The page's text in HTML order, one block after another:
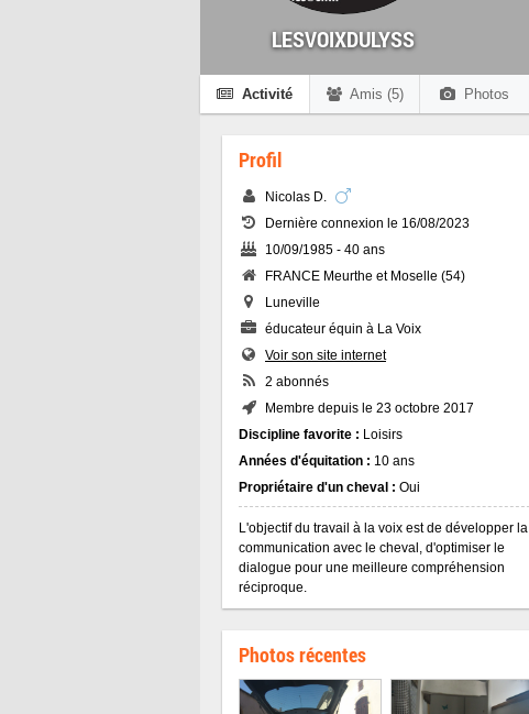
LESVOIXDULYSS
Activité Amis (5) Photos
Profil
Nicolas D.
Dernière connexion le 16/08/2023
10/09/1985 - 40 ans
FRANCE Meurthe et Moselle (54)
Luneville
éducateur équin à La Voix
Voir son site internet
2 abonnés
Membre depuis le 23 octobre 2017
Discipline favorite : Loisirs
Années d'équitation : 10 ans
Propriétaire d'un cheval : Oui
L'objectif du travail à la voix est de développer la
communication avec le cheval, d'optimiser le
dialogue pour une meilleure compréhension
réciproque.
Photos récentes